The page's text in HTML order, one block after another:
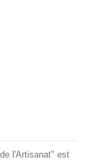
l'Artisanat" est